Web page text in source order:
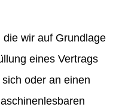
wir auf Grundlage
eines Vertrags
oder an einen